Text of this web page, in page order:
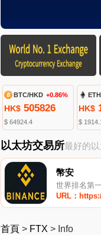
BTC/HKD +0.86%
HK$ 505826
$ 64924.4
HK$
$
以太坊交易所最好的
幣安
世界排名第
URL：
首頁 > FTX > Info